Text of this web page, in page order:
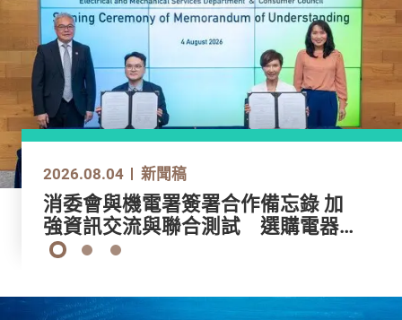
2026.07.15 新聞稿
現成老花鏡大部分欠缺足夠標示或警
告促廠商改善 非度身訂造應避免長
時間使用宜定期驗眼
2026.08.04 新聞稿
消委會與機電署簽署合作備忘錄 加
強資訊交流與聯合測試 選購電器爐
具更安心
2026.07.24 新聞稿
第26屆消費權益新聞報道獎 公眾投
票正式展開 投票支持「新聞攝影
獎」及「大專院校新聞獎」心水之作
2026.07.15 新聞稿
現成老花鏡大部分欠缺足夠標示或警
告促廠商改善 非度身訂造應避免長
時間使用宜定期驗眼
2026.08.04 新聞稿
消委會與機電署簽署合作備忘錄 加
強資訊交流與聯合測試 選購電器爐
具更安心
1 2 3